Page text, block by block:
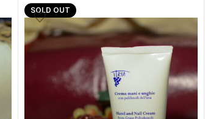
SOLD OUT